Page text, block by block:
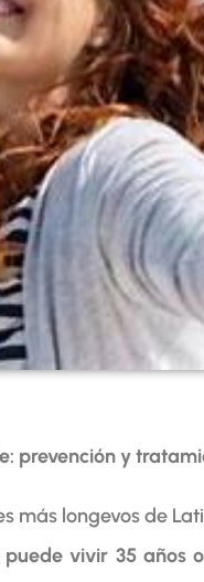
prevención y
más longevos de
vivir 35 años